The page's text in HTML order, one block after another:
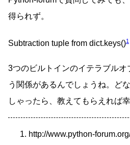
得られず。
Subtraction tuple from dict.keys()1
3つのビルトインのイテラブル
う関係があるんでしょうね。ど
しゃったら、教えてもらえれば幸
http://www.python-